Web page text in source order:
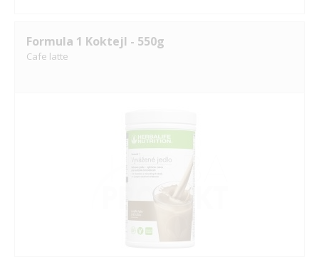
Formula 1 Koktejl - 550g
Cafe latte